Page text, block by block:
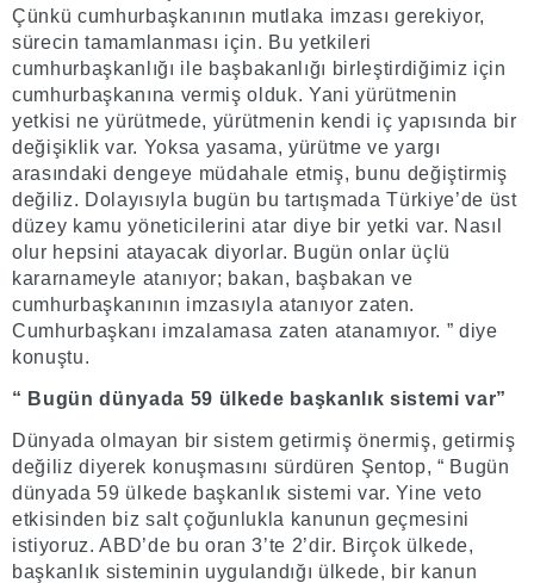
Çünkü cumhurbaşkanının mutlaka imzası gerekiyor,
sürecin tamamlanması için. Bu yetkileri
cumhurbaşkanlığı ile başbakanlığı birleştirdiğimiz için
cumhurbaşkanına vermiş olduk. Yani yürütmenin
yetkisi ne yürütmede, yürütmenin kendi iç yapısında bir
değişiklik var. Yoksa yasama, yürütme ve yargı
arasındaki dengeye müdahale etmiş, bunu değiştirmiş
değiliz. Dolayısıyla bugün bu tartışmada Türkiye’de üst
düzey kamu yöneticilerini atar diye bir yetki var. Nasıl
olur hepsini atayacak diyorlar. Bugün onlar üçlü
kararnameyle atanıyor; bakan, başbakan ve
cumhurbaşkanının imzasıyla atanıyor zaten.
Cumhurbaşkanı imzalamasa zaten atanamıyor. ” diye
konuştu.
“ Bugün dünyada 59 ülkede başkanlık sistemi var”
Dünyada olmayan bir sistem getirmiş önermiş, getirmiş
değiliz diyerek konuşmasını sürdüren Şentop, “ Bugün
dünyada 59 ülkede başkanlık sistemi var. Yine veto
etkisinden biz salt çoğunlukla kanunun geçmesini
istiyoruz. ABD’de bu oran 3’te 2’dir. Birçok ülkede,
başkanlık sisteminin uygulandığı ülkede, bir kanun